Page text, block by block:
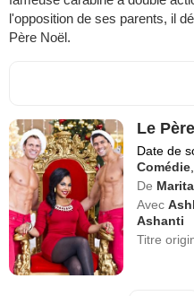
l'opposition de ses parents, il
Père Noël.
Le
Date de
Comédie,
De
Avec
Ashanti
Titre